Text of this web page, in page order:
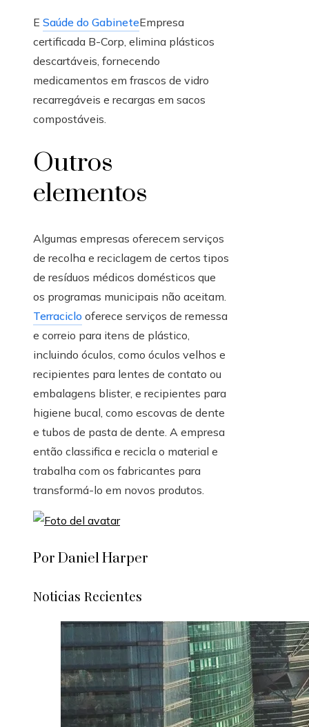
E Saúde do GabineteEmpresa
certificada B-Corp, elimina plásticos
descartáveis, fornecendo
medicamentos em frascos de vidro
recarregáveis ​​e recargas em sacos
compostáveis.
Outros
elementos
Algumas empresas oferecem serviços
de recolha e reciclagem de certos tipos
de resíduos médicos domésticos que
os programas municipais não aceitam.
Terraciclo oferece serviços de remessa
e correio para itens de plástico,
incluindo óculos, como óculos velhos e
recipientes para lentes de contato ou
embalagens blister, e recipientes para
higiene bucal, como escovas de dente
e tubos de pasta de dente. A empresa
então classifica e recicla o material e
trabalha com os fabricantes para
transformá-lo em novos produtos.​​
Por Daniel Harper
Noticias Recientes